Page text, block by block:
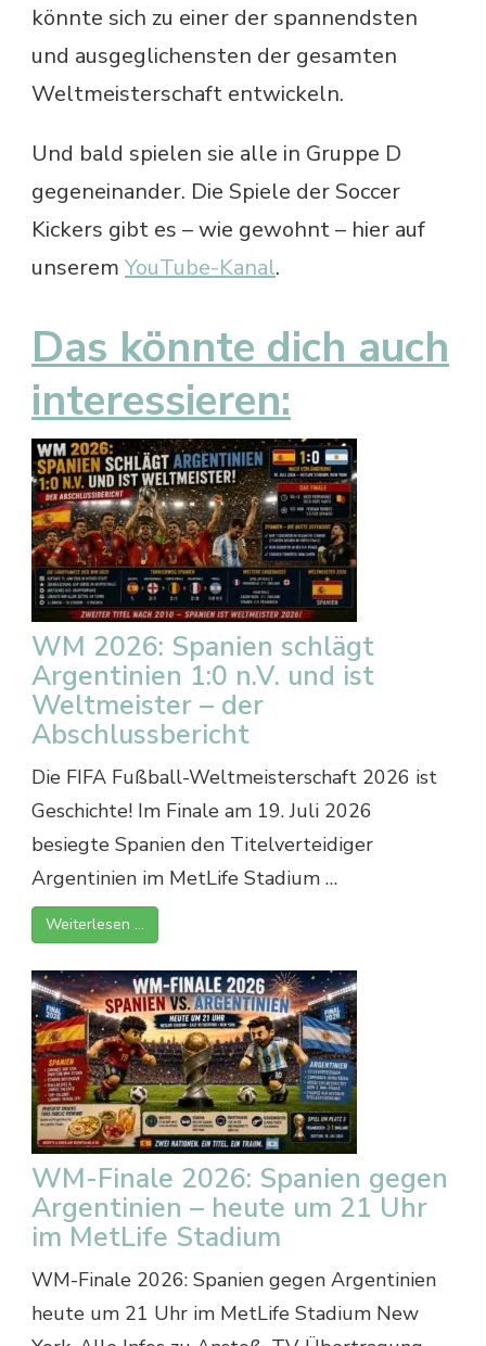
könnte sich zu einer der spannendsten
und ausgeglichensten der gesamten
Weltmeisterschaft entwickeln.
Und bald spielen sie alle in Gruppe D
gegeneinander. Die Spiele der Soccer
Kickers gibt es – wie gewohnt – hier auf
unserem YouTube-Kanal.
Das könnte dich auch
interessieren:
WM 2026: Spanien schlägt
Argentinien 1:0 n.V. und ist
Weltmeister – der
Abschlussbericht
Die FIFA Fußball-Weltmeisterschaft 2026 ist
Geschichte! Im Finale am 19. Juli 2026
besiegte Spanien den Titelverteidiger
Argentinien im MetLife Stadium …
Weiterlesen …
WM-Finale 2026: Spanien gegen
Argentinien – heute um 21 Uhr
im MetLife Stadium
WM-Finale 2026: Spanien gegen Argentinien
heute um 21 Uhr im MetLife Stadium New